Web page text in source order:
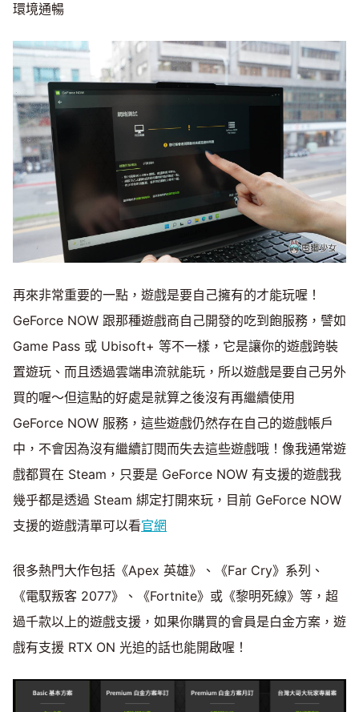
環境通暢
再來非常重要的一點，遊戲是要自己擁有的才能玩喔！
GeForce NOW 跟那種遊戲商自己開發的吃到飽服務，譬如
Game Pass 或 Ubisoft+ 等不一樣，它是讓你的遊戲跨裝
置遊玩、而且透過雲端串流就能玩，所以遊戲是要自己另外
買的喔～但這點的好處是就算之後沒有再繼續使用
GeForce NOW 服務，這些遊戲仍然存在自己的遊戲帳戶
中，不會因為沒有繼續訂閱而失去這些遊戲哦！像我通常遊
戲都買在 Steam，只要是 GeForce NOW 有支援的遊戲我
幾乎都是透過 Steam 綁定打開來玩，目前 GeForce NOW
支援的遊戲清單可以看官網
很多熱門大作包括《Apex 英雄》、《Far Cry》系列、
《電馭叛客 2077》、《Fortnite》或《黎明死線》等，超
過千款以上的遊戲支援，如果你購買的會員是白金方案，遊
戲有支援 RTX ON 光追的話也能開啟喔！